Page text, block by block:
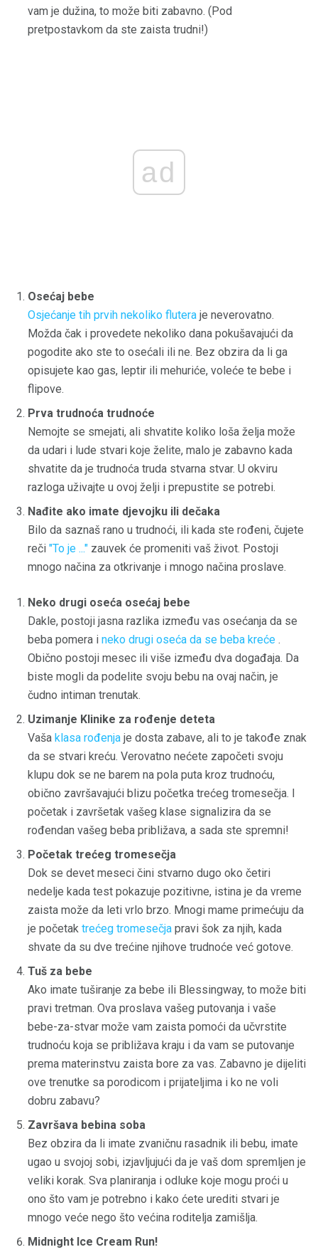
vam je dužina, to može biti zabavno. (Pod
pretpostavkom da ste zaista trudni!)
ad
Osećaj bebe
Osjećanje tih prvih nekoliko flutera je neverovatno.
Možda čak i provedete nekoliko dana pokušavajući da
pogodite ako ste to osećali ili ne. Bez obzira da li ga
opisujete kao gas, leptir ili mehuriće, voleće te bebe i
flipove.
Prva trudnoća trudnoće
Nemojte se smejati, ali shvatite koliko loša želja može
da udari i lude stvari koje želite, malo je zabavno kada
shvatite da je trudnoća truda stvarna stvar. U okviru
razloga uživajte u ovoj želji i prepustite se potrebi.
Nađite ako imate djevojku ili dečaka
Bilo da saznaš rano u trudnoći, ili kada ste rođeni, čujete
reči "To je ..." zauvek će promeniti vaš život. Postoji
mnogo načina za otkrivanje i mnogo načina proslave.
Neko drugi oseća osećaj bebe
Dakle, postoji jasna razlika između vas osećanja da se
beba pomera i neko drugi oseća da se beba kreće .
Obično postoji mesec ili više između dva događaja. Da
biste mogli da podelite svoju bebu na ovaj način, je
čudno intiman trenutak.
Uzimanje Klinike za rođenje deteta
Vaša klasa rođenja je dosta zabave, ali to je takođe znak
da se stvari kreću. Verovatno nećete započeti svoju
klupu dok se ne barem na pola puta kroz trudnoću,
obično završavajući blizu početka trećeg tromesečja. I
početak i završetak vašeg klase signalizira da se
rođendan vašeg beba približava, a sada ste spremni!
Početak trećeg tromesečja
Dok se devet meseci čini stvarno dugo oko četiri
nedelje kada test pokazuje pozitivne, istina je da vreme
zaista može da leti vrlo brzo. Mnogi mame primećuju da
je početak trećeg tromesečja pravi šok za njih, kada
shvate da su dve trećine njihove trudnoće već gotove.
Tuš za bebe
Ako imate tuširanje za bebe ili Blessingway, to može biti
pravi tretman. Ova proslava vašeg putovanja i vaše
bebe-za-stvar može vam zaista pomoći da učvrstite
trudnoću koja se približava kraju i da vam se putovanje
prema materinstvu zaista bore za vas. Zabavno je dijeliti
ove trenutke sa porodicom i prijateljima i ko ne voli
dobru zabavu?
Završava bebina soba
Bez obzira da li imate zvaničnu rasadnik ili bebu, imate
ugao u svojoj sobi, izjavljujući da je vaš dom spremljen je
veliki korak. Sva planiranja i odluke koje mogu proći u
ono što vam je potrebno i kako ćete urediti stvari je
mnogo veće nego što većina roditelja zamišlja.
Midnight Ice Cream Run!